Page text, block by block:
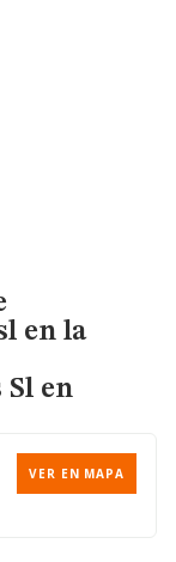
en la
Sl en
VER EN MAPA